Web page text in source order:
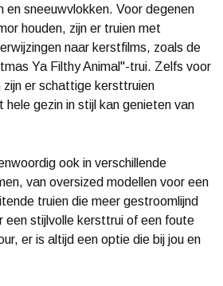
en sneeuwvlokken. Voor degenen
houden, zijn er truien met
naar kerstfilms, zoals de
Ya Filthy Animal"-trui. Zelfs voor
zijn er schattige kersttruien
gezin in stijl kan genieten van
ook in verschillende
van oversized modellen voor een
truien die meer gestroomlijnd
een stijlvolle kersttrui of een foute
er is altijd een optie die bij jou en